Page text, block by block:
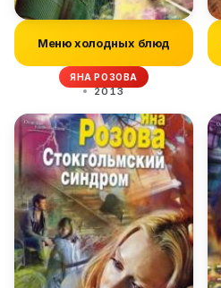
Меню холодных блюд
ЯНА РОЗОВА
2013